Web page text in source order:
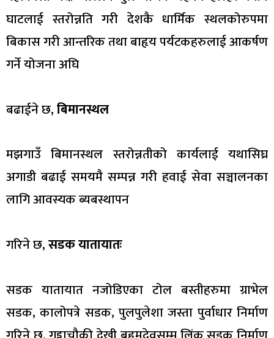
घाटलाई स्तरोन्नति गरी देशकै धार्मिक स्थलकोरुपमा
बिकास गरी आन्तरिक तथा बाहृय पर्यटकहरुलाई आकर्षण
गर्ने योजना अघि
बढाईने छ,बिमानस्थल
मझगाउँ बिमानस्थल स्तरोन्नतीको कार्यलाई यथासिघ्र
अगाडी बढाई समयमै सम्पन्न गरी हवाई सेवा सञ्चालनका
लागि आवस्यक ब्यबस्थापन
गरिने छ,सडक यातायातः
सडक यातायात नजोडिएका टोल बस्तीहरुमा ग्राभेल
सडक, कालोपत्रे सडक, पुलपुलेशा जस्ता पुर्वाधार निर्माण